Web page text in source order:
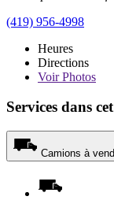
(419) 956-4998
Heures
Directions
VoirPhotos
Services dans
Camions à